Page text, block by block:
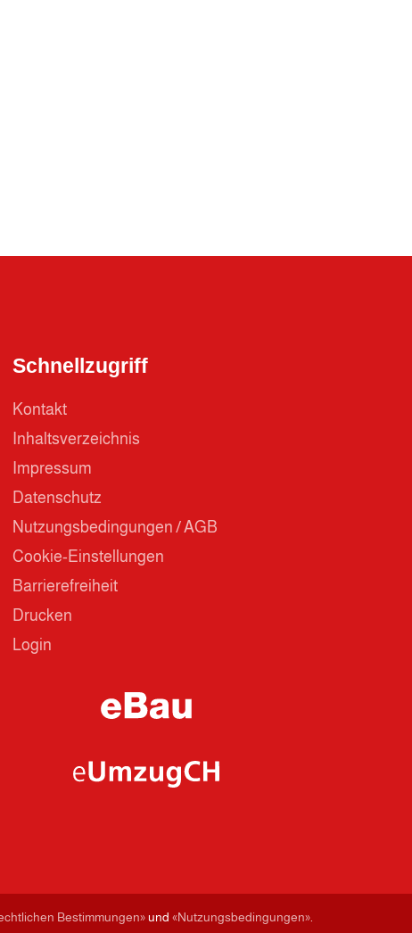
Schnellzugriff
Kontakt
Inhaltsverzeichnis
Impressum
Datenschutz
Nutzungsbedingungen / AGB
Cookie-Einstellungen
Barrierefreiheit
Drucken
Login
Bestimmungen»und «Nutzungsbedingungen»